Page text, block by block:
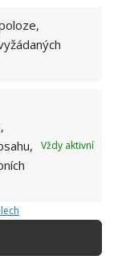
Vždy aktivní
s povrchem
trochu
ne mokrou,
půdy